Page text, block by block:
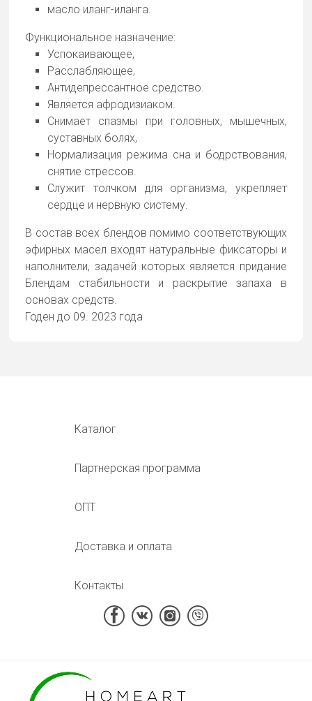
масло иланг-иланга.
Функциональное назначение:
Успокаивающее,
Расслабляющее,
Антидепрессантное средство.
Является афродизиаком.
Снимает спазмы при головных, мышечных,
суставных болях,
Нормализация режима сна и бодрствования,
снятие стрессов.
Служит толчком для организма, укрепляет
сердце и нервную систему.
В состав всех блендов помимо соответствующих
эфирных масел входят натуральные фиксаторы и
наполнители, задачей которых является придание
Блендам стабильности и раскрытие запаха в
основах средств.
Годен до 09. 2023 года
Каталог
Партнерская программа
ОПТ
Доставка и оплата
Контакты